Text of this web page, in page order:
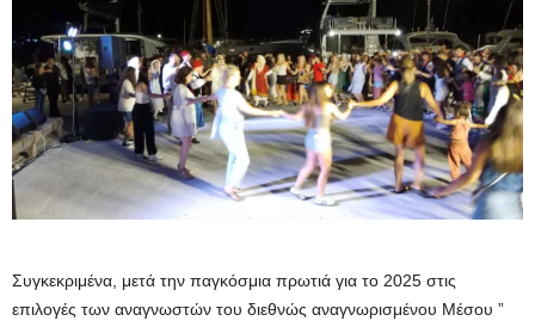
Συγκεκριμένα, μετά την παγκόσμια πρωτιά για το 2025 στις
επιλογές των αναγνωστών του διεθνώς αναγνωρισμένου Μέσου ”